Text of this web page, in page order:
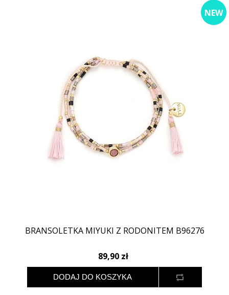
BRANSOLETKA MIYUKI Z RODONITEM B96276
NEW
89,90 zł